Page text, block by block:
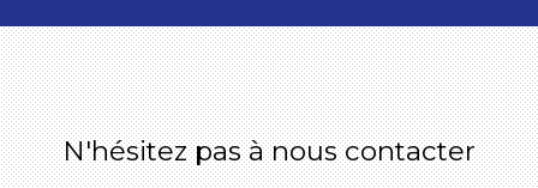
N'hésitez pas à nous contacter